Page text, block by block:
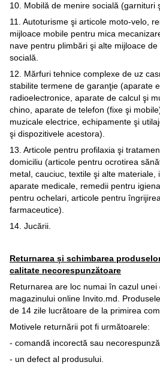
10. Mobilă de menire socială (garnituri
11. Autoturisme şi articole moto-velo,
mijloace mobile pentru mica
nave pentru plimbări şi alte mijloace
socială.
12. Mărfuri tehnice complexe de uz
stabilite termene de garanţie (aparate
radioelectronice, aparate de calcul şi
chino, aparate de telefon (fixe şi
muzicale electrice, echipamente şi
şi dispozitivele acestora).
13. Articole pentru profilaxia şi
domiciliu (articole pentru ocrotirea
metal, cauciuc, textile şi alte materiale,
aparate medicale, remedii pentru
pentru ochelari, articole pentru
farmaceutice).
14. Jucării.
Returnarea și schimbarea
calitate necorespunzătoare
Returnarea are loc numai în cazul
magazinului online Invito.md.
de 14 zile lucrătoare de la primirea
Motivele returnării pot fi următoarele:
- comandă incorectă sau
- un defect al produsului.